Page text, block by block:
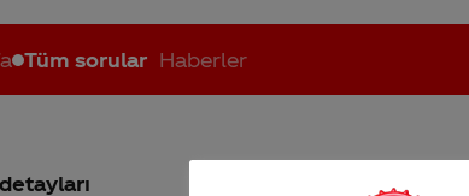
Tüm sorular Haberler